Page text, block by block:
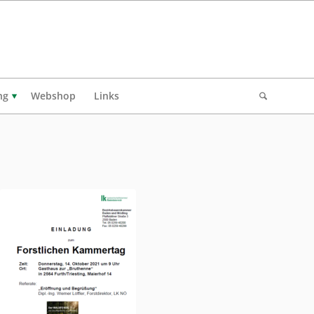
Webshop Links